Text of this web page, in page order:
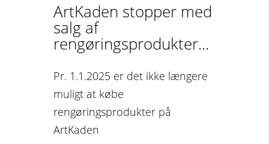
ArtKaden stopper med
salg af
rengøringsprodukter...
Pr. 1.1.2025 er det ikke længere
muligt at købe
rengøringsprodukter på
ArtKaden